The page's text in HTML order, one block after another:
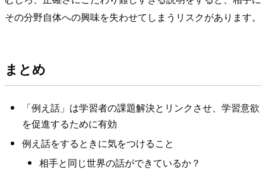
その分野自体への興味を失わせてしまうリスクがあります。
まとめ
「例え話」は学習者の課題解決とリンクさせ、学習意欲
を促進するために有効
例え話をするときに気をつけること
相手と同じ世界の話ができているか？